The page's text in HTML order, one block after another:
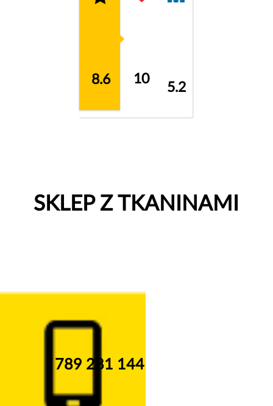
8.6 10
5.2
SKLEP Z TKANINAMI
789 281 144